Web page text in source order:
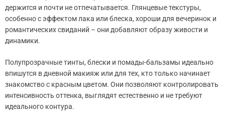
держится и почти не отпечатывается. Глянцевые текстуры,
особенно с эффектом лака или блеска, хороши для вечеринок и
романтических свиданий – они добавляют образу живости и
динамики.
Полупрозрачные тинты, блески и помады-бальзамы идеально
впишутся в дневной макияж или для тех, кто только начинает
знакомство с красным цветом. Они позволяют контролировать
интенсивность оттенка, выглядят естественно и не требуют
идеального контура.